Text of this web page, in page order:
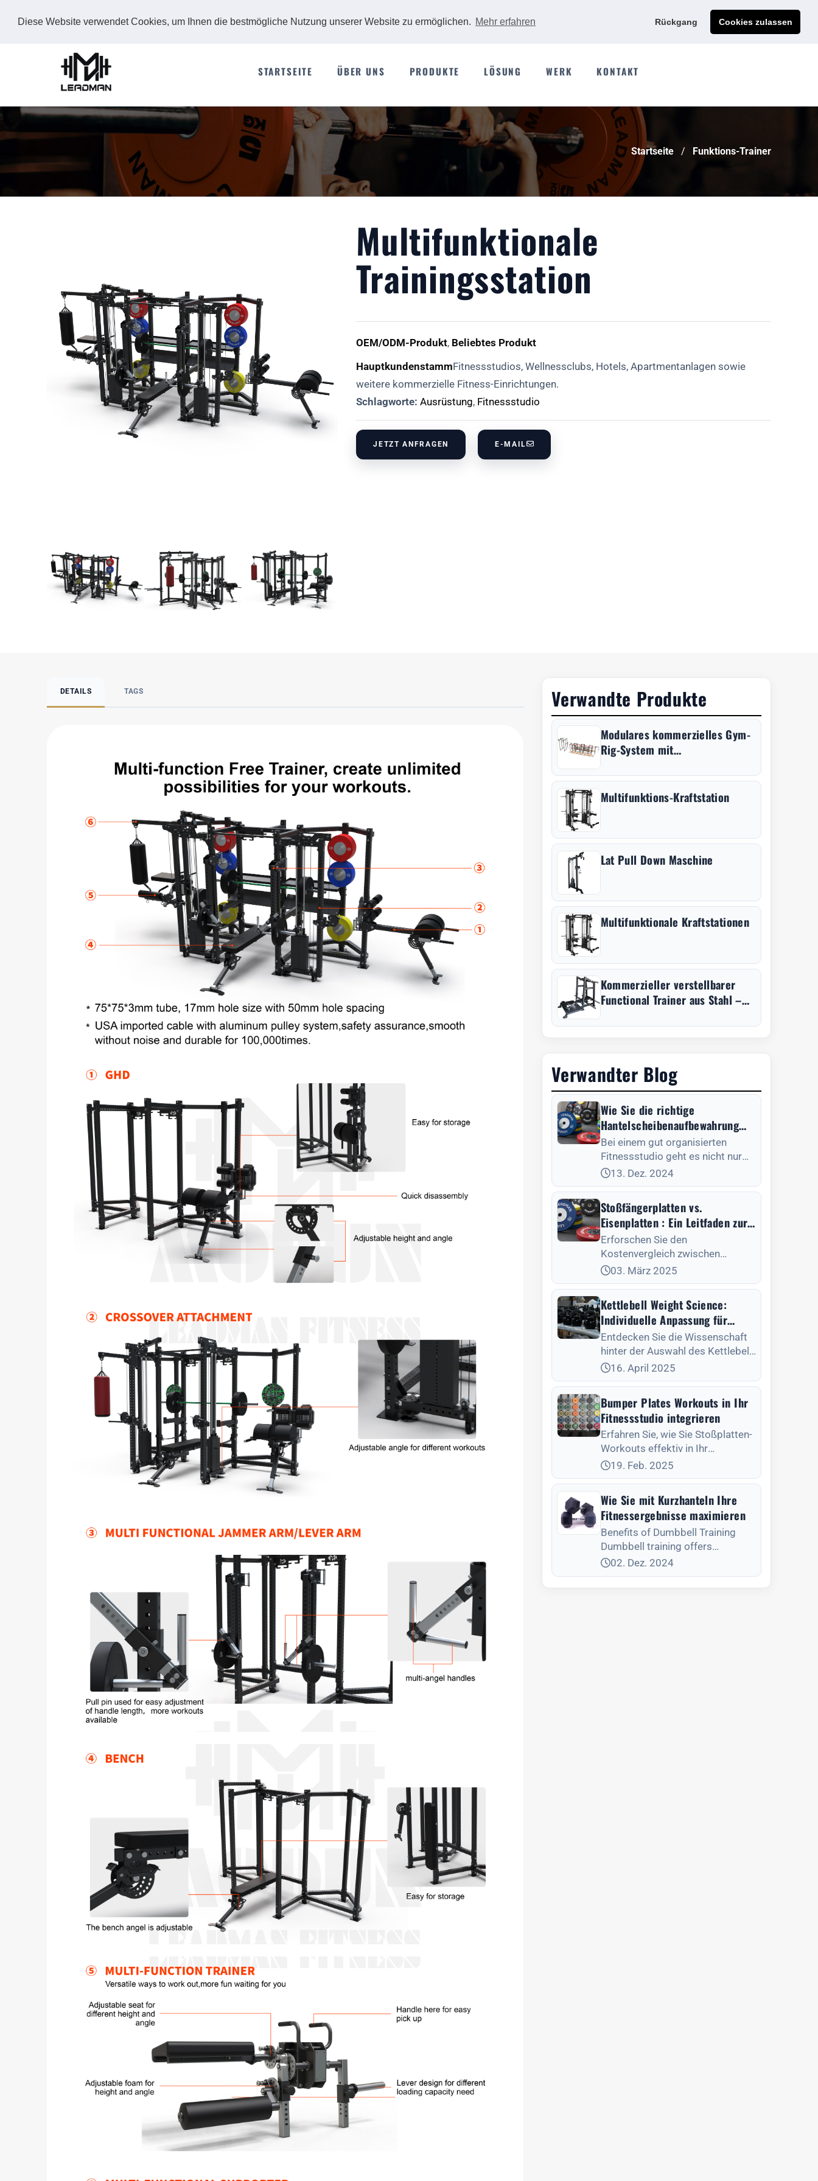
Diese Website verwendet Cookies, um Ihnen die bestmögliche Nutzung unserer Website zu ermöglichen. Mehr erfahren Rückgang Cookies zulassen
Jetzt individuelles Angebot anfordern
STARTSEITE ÜBER UNS PRODUKTE LÖSUNG WERK KONTAKT
Startseite Funktions-Trainer
Multifunktionale
Trainingsstation
OEM/ODM-Produkt, Beliebtes Produkt
HauptkundenstammFitnessstudios, Wellnessclubs, Hotels, Apartmentanlagen sowie
weitere kommerzielle Fitness-Einrichtungen.
Schlagworte: Ausrüstung, Fitnessstudio
JETZT ANFRAGEN E-MAIL
DETAILS TAGS Verwandte Produkte
Modulares kommerzielles Gym-
Rig-System mit
Wandzielscheiben für Wall Balls
Multifunktions-Kraftstation
Lat Pull Down Maschine
Multifunktionale Kraftstationen
Kommerzieller verstellbarer
Functional Trainer aus Stahl –
Verwandter Blog
Wie Sie die richtige
Hantelscheibenaufbewahrung
für Ihr Fitnessstudio auswählen
Bei einem gut organisierten
Fitnessstudio geht es nicht nur
um die richtige Ausrüstung - es
geht auch um die
13. Dez. 2024
Stoßfängerplatten vs.
Eisenplatten : Ein Leitfaden zur
Kostenanalyse
Erforschen Sie den
Kostenvergleich zwischen
Stoßfängerplatten und
Eisenplatten, um eine fundierte
Fitnessstudio zu treffen.
03. März 2025
Kettlebell Weight Science:
Individuelle Anpassung für
bessere Ergebnisse
Entdecken Sie die Wissenschaft
hinter der Auswahl des Kettlebell-
Gewichts und der Anpassung für
optimale Trainingsergebnisse
16. April 2025
Bumper Plates Workouts in Ihr
Fitnessstudio integrieren
Erfahren Sie, wie Sie Stoßplatten-
Workouts effektiv in Ihr
Fitnessstudio integrieren können,
um die Erfahrung Ihrer Mitglieder
erfolgreich zu sein.
19. Feb. 2025
Wie Sie mit Kurzhanteln Ihre
Fitnessergebnisse maximieren
Benefits of Dumbbell Training
Dumbbell training offers
numerous advan
02. Dez. 2024